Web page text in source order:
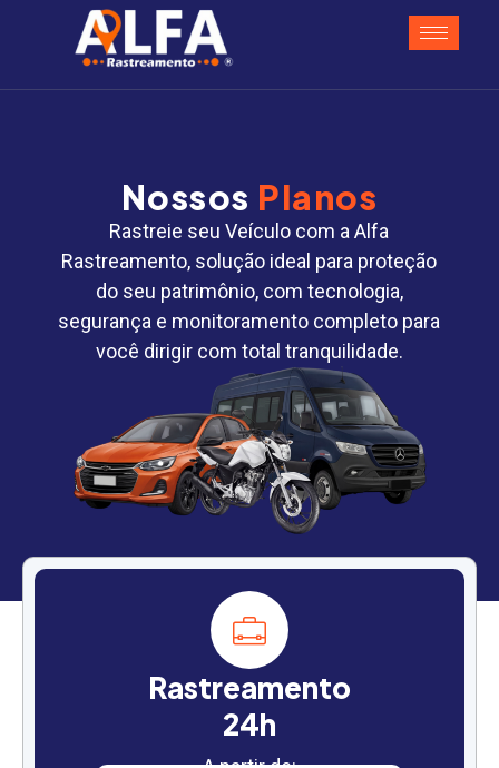
Nossos Planos
Rastreie seu Veículo com a Alfa
Rastreamento, solução ideal para proteção
do seu patrimônio, com tecnologia,
segurança e monitoramento completo para
você dirigir com total tranquilidade.
Rastreamento
24h